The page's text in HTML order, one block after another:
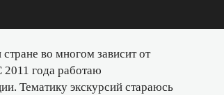
во многом зависит от
2011 года работаю
Тематику экскурсий стараюсь